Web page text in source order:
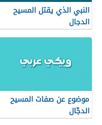
النبي الذي يقتل المسيح
الدجال
موضوع عن صفات المسيح
الدجّال